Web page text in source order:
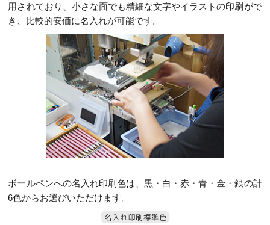
用されており、小さな面でも精細な文字やイラストの印刷がで
き、比較的安価に名入れが可能です。
ボールペンへの名入れ印刷色は、黒・白・赤・青・金・銀の計
6色からお選びいただけます。